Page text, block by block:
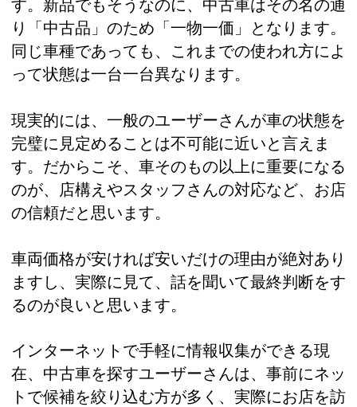
す。新品でもそうなのに、中古車はその名の通
り「中古品」のため「一物一価」となります。
同じ車種であっても、これまでの使われ方によ
って状態は一台一台異なります。
現実的には、一般のユーザーさんが車の状態を
完璧に見定めることは不可能に近いと言えま
す。だからこそ、車そのもの以上に重要になる
のが、店構えやスタッフさんの対応など、お店
の信頼だと思います。
車両価格が安ければ安いだけの理由が絶対あり
ますし、実際に見て、話を聞いて最終判断をす
るのが良いと思います。
インターネットで手軽に情報収集ができる現
在、中古車を探すユーザーさんは、事前にネッ
トで候補を絞り込む方が多く、実際にお店を訪